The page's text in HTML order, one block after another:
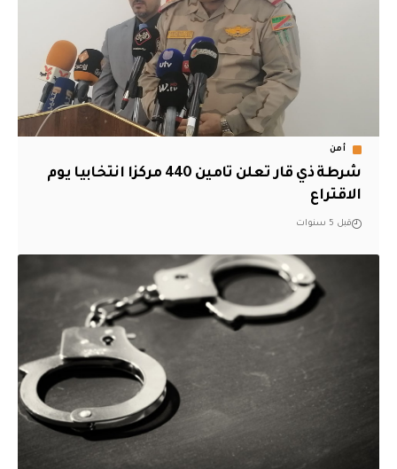
أمن
شرطة ذي قار تعلن تامين 440 مركزا انتخابيا يوم
الاقتراع
قبل 5 سنوات